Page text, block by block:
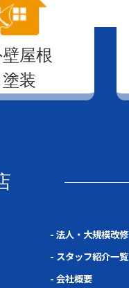
屋根
塗装
- 法人・大規模改修
- スタッフ紹介一覧
- 会社概要